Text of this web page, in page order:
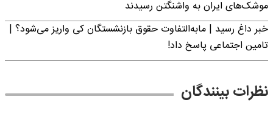
موشک‌های ایران به واشنگتن رسیدند
خبر داغ رسید | مابه‌التفاوت حقوق بازنشستگان کی واریز می‌شود؟ |
تامین اجتماعی پاسخ داد!
نظرات بینندگان